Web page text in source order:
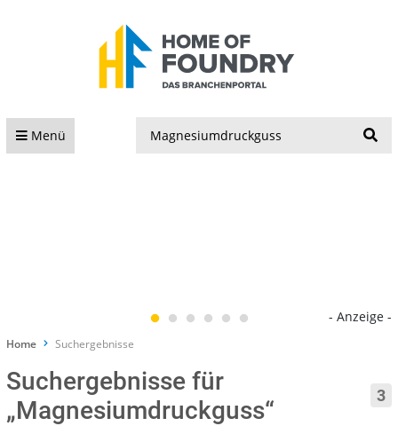
Menü
- Anzeige -
Home Suchergebnisse
Suchergebnisse für
„Magnesiumdruckguss“
3